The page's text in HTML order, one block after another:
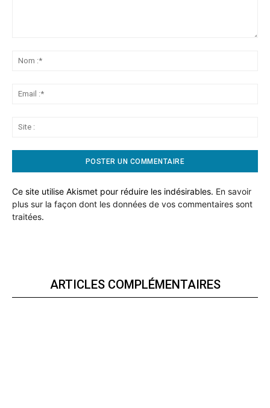
Ce site utilise Akismet pour réduire les indésirables. En savoir
plus sur la façon dont les données de vos commentaires sont
traitées.
ARTICLES COMPLÉMENTAIRES